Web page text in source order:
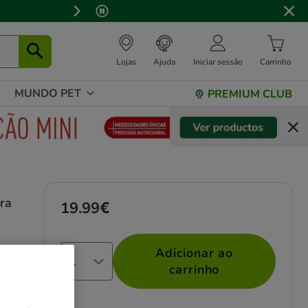
Lojas Ajuda Iniciar sessão Carrinho
MUNDO PET PREMIUM CLUB
Preço 19.99€
19.99€
Adicionar ao
carrinho